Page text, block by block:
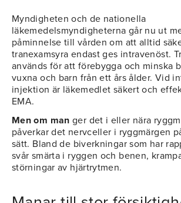
Myndigheten och de nationella
läkemedelsmyndigheterna går nu ut
påminnelse till vården om att alltid
tranexamsyra endast ges intravenöst.
används för att förebygga och minska
vuxna och barn från ett års ålder. Vid
injektion är läkemedlet säkert och
EMA.
Men om man ger det i eller nära
påverkar det nervceller i ryggmärgen
sätt. Bland de biverkningar som har
svår smärta i ryggen och benen,
störningar av hjärtrytmen.